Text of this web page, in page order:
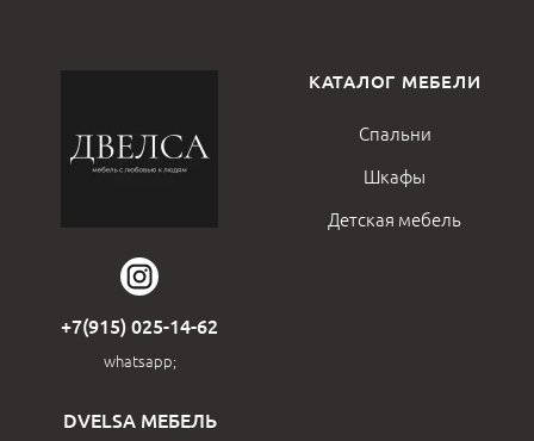
+7(915) 025-14-62
whatsapp;
DVELSA МЕБЕЛЬ
КАТАЛОГ МЕБЕЛИ
Спальни
Шкафы
Детская мебель